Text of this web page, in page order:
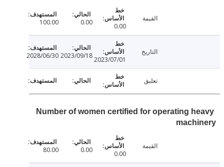
0.00
100.00
2023/07/01
2023/09/18
2028/06/30
Number of women certified for operating
0.00
80.00